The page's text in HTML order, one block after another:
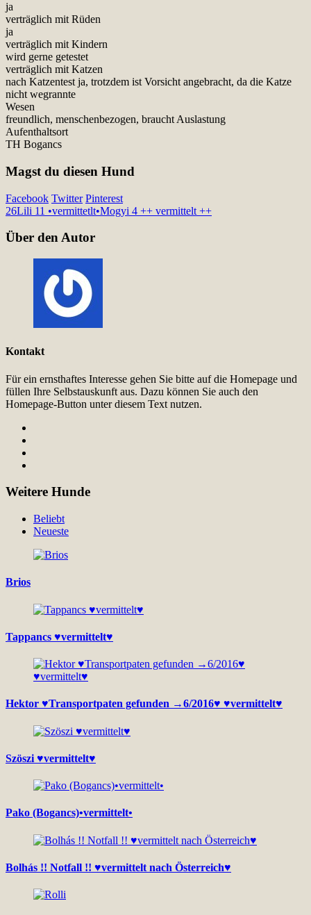
ja
verträglich mit Rüden
ja
verträglich mit Kindern
wird gerne getestet
verträglich mit Katzen
nach Katzentest ja, trotzdem ist Vorsicht angebracht, da die Katze
nicht wegrannte
Wesen
freundlich, menschenbezogen, braucht Auslastung
Aufenthaltsort
TH Bogancs
Magst du diesen Hund
Facebook Twitter Pinterest
26Lili 11 •vermittetlt•Mogyi 4 ++ vermittelt ++
Über den Autor
Kontakt
Für ein ernsthaftes Interesse gehen Sie bitte auf die Homepage und
füllen Ihre Selbstauskunft aus. Dazu können Sie auch den
Homepage-Button unter diesem Text nutzen.
Weitere Hunde
Beliebt
Neueste
Brios
Tappancs ♥vermittelt♥
Hektor ♥Transportpaten gefunden →6/2016♥ ♥vermittelt♥
Szöszi ♥vermittelt♥
Pako (Bogancs)•vermittelt•
Bolhás !! Notfall !! ♥vermittelt nach Österreich♥